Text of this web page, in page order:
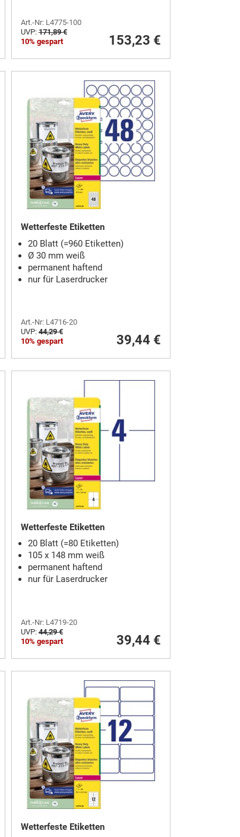
Art.-Nr: L4775-100
UVP:171,89 €
10% gespart
153,23 €
Wetterfeste Etiketten
20 Blatt (=960 Etiketten)
Ø 30 mm weiß
permanent haftend
nur für Laserdrucker
Art.-Nr: L4716-20
UVP:44,29 €
10% gespart
39,44 €
Wetterfeste Etiketten
20 Blatt (=80 Etiketten)
105 x 148 mm weiß
permanent haftend
nur für Laserdrucker
Art.-Nr: L4719-20
UVP:44,29 €
10% gespart
39,44 €
Wetterfeste Etiketten